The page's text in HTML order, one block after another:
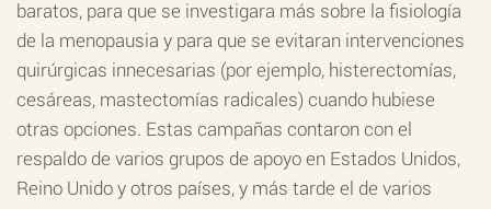
baratos, para que se investigara más sobre la fisiología
de la menopausia y para que se evitaran intervenciones
quirúrgicas innecesarias (por ejemplo, histerectomías,
cesáreas, mastectomías radicales) cuando hubiese
otras opciones. Estas campañas contaron con el
respaldo de varios grupos de apoyo en Estados Unidos,
Reino Unido y otros países, y más tarde el de varios